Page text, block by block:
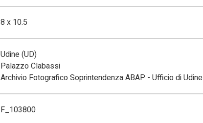
8 x 10.5
Udine (UD)
Palazzo Clabassi
Archivio Fotografico Soprintendenza ABAP - Ufficio di Udine
F_103800